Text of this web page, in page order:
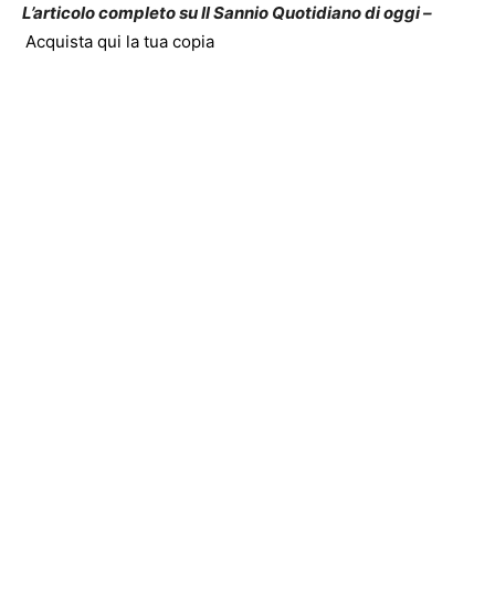
L’articolo completo su Il Sannio Quotidiano di oggi –
Acquista qui la tua copia